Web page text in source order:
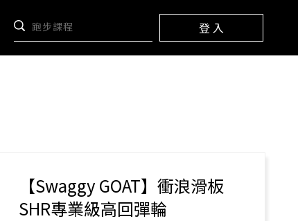
登 入
【Swaggy GOAT】衝浪滑板
SHR專業級高回彈輪